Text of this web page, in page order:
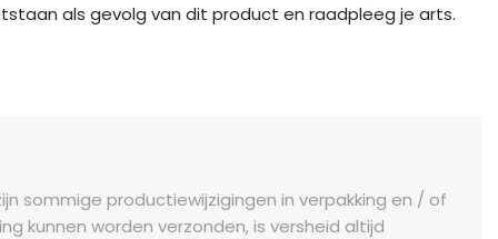
als gevolg van dit product en raadpleeg je arts.
sommige productiewijzigingen in verpakking en / of
kunnen worden verzonden, is versheid altijd